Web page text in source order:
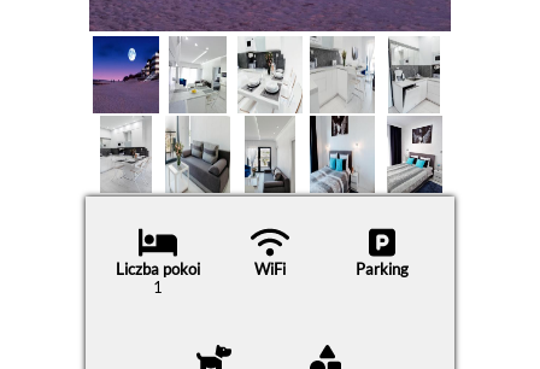
Liczba pokoi
1
WiFi Parking